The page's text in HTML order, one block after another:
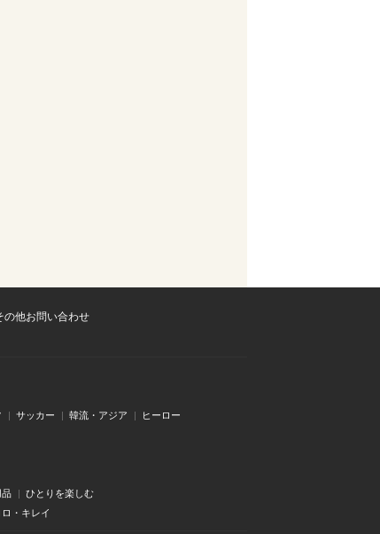
の他お問い合わせ
サッカー 韓流・アジア ヒーロー
品 ひとりを楽しむ
・キレイ